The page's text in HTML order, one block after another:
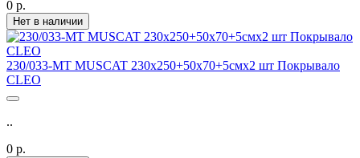
0 р.
Нет в наличии
230/033-MT MUSCAT 230х250+50х70+5смх2 шт Покрывало
CLEO
..
0 р.